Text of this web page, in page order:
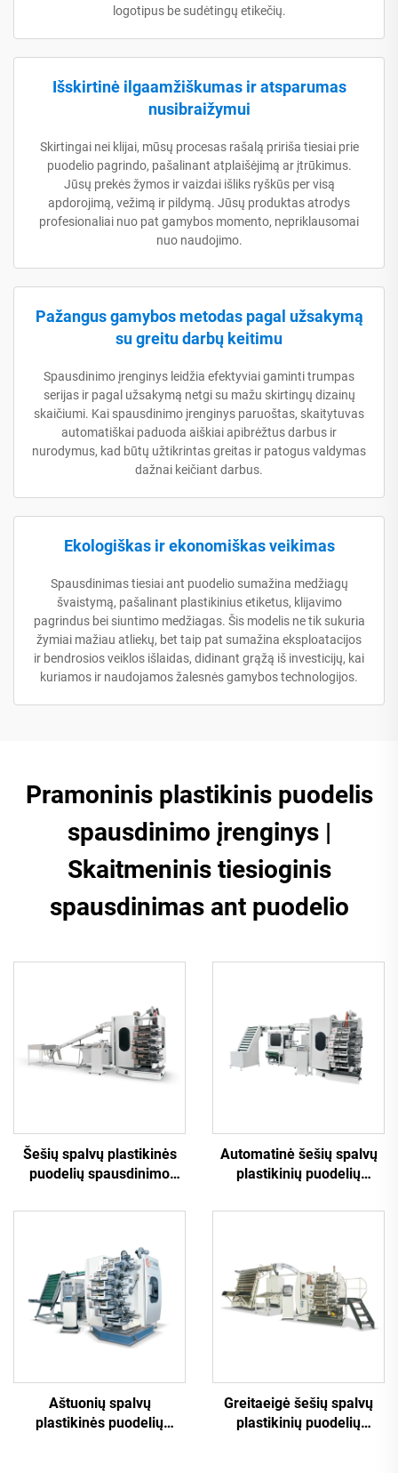
logotipus be sudėtingų etikečių.
Išskirtinė ilgaamžiškumas ir atsparumas
nusibraižymui
Skirtingai nei klijai, mūsų procesas rašalą pririša tiesiai prie
puodelio pagrindo, pašalinant atplaišėjimą ar įtrūkimus.
Jūsų prekės žymos ir vaizdai išliks ryškūs per visą
apdorojimą, vežimą ir pildymą. Jūsų produktas atrodys
profesionaliai nuo pat gamybos momento, nepriklausomai
nuo naudojimo.
Pažangus gamybos metodas pagal užsakymą
su greitu darbų keitimu
Spausdinimo įrenginys leidžia efektyviai gaminti trumpas
serijas ir pagal užsakymą netgi su mažu skirtingų dizainų
skaičiumi. Kai spausdinimo įrenginys paruoštas, skaitytuvas
automatiškai paduoda aiškiai apibrėžtus darbus ir
nurodymus, kad būtų užtikrintas greitas ir patogus valdymas
dažnai keičiant darbus.
Ekologiškas ir ekonomiškas veikimas
Spausdinimas tiesiai ant puodelio sumažina medžiagų
švaistymą, pašalinant plastikinius etiketus, klijavimo
pagrindus bei siuntimo medžiagas. Šis modelis ne tik sukuria
žymiai mažiau atliekų, bet taip pat sumažina eksploatacijos
ir bendrosios veiklos išlaidas, didinant grąžą iš investicijų, kai
kuriamos ir naudojamos žalesnės gamybos technologijos.
Pramoninis plastikinis puodelis
spausdinimo įrenginys |
Skaitmeninis tiesioginis
spausdinimas ant puodelio
Šešių spalvų plastikinės
puodelių spausdinimo
Automatinė šešių spalvų
plastikinių puodelių
Aštuonių spalvų
plastikinės puodelių
Greitaeigė šešių spalvų
plastikinių puodelių